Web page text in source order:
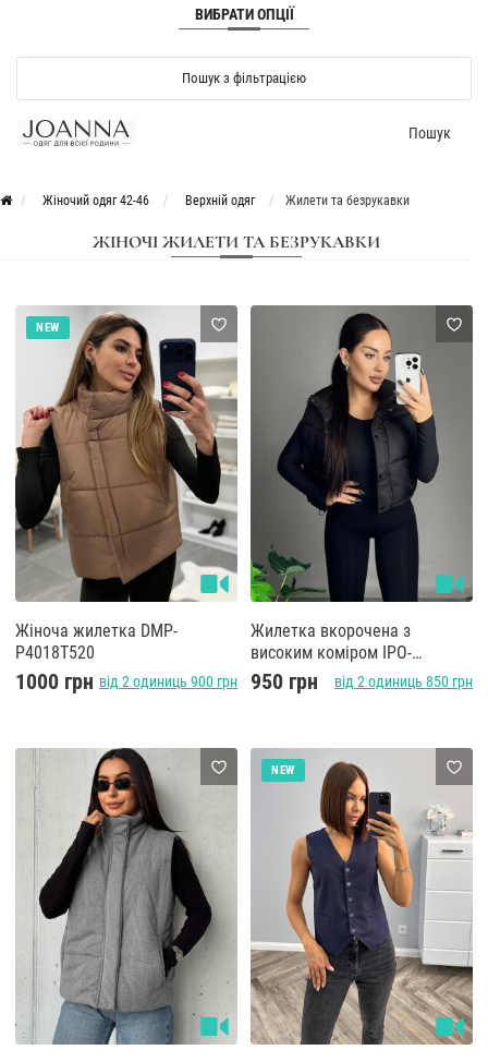
ВИБРАТИ ОПЦІЇ
Пошук з фільтрацією
Пошук
Жіночий одяг 42-46 Верхній одяг Жилети та безрукавки
ЖІНОЧІ ЖИЛЕТИ ТА БЕЗРУКАВКИ
NEW
Жіноча жилетка DMP-
P4018T520
1000 грн від 2 одиниць 900 грн
Жилетка вкорочена з
високим коміром IPO-
A19208T550
950 грн від 2 одиниць 850 грн
NEW